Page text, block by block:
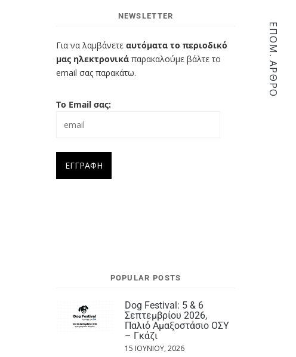
ΕΠΌΜ. ΆΡΘΡΟ
NEWSLETTER
Για να λαμβάνετε αυτόματα το περιοδικό
μας ηλεκτρονικά παρακαλούμε βάλτε το
email σας παρακάτω.
Το Email σας:
POPULAR POSTS
Dog Festival: 5 & 6
Σεπτεμβρίου 2026,
Παλιό Αμαξοστάσιο ΟΣΥ
– Γκάζι
15 ΙΟΥΝΊΟΥ, 2026